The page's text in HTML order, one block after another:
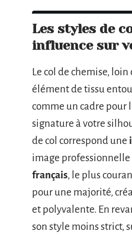
Les styles de
influence sur
Le col de chemise, loin
élément de tissu
comme un cadre pour
signature à votre
de col correspond une
image professionnelle
français, le plus
pour une majorité,
et polyvalente. En
son style moins strict,